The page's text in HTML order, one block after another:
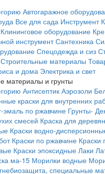
Автогаражное
Все для сада Инструмент
Клининговое оборудование
инструмент Сантехника
Спецодежда и сиз
Строительные материалы
и дома Электрика и свет
материалы и грунты
Антисептик Аэрозоли
краски для внутренних
эмаль по ржавчине Грунты-
смесей Краска для
Краски водно-
Краски по ржавчине Краски
Краски эпоксидные Лаки
ма-15 Морилки водные
специальные